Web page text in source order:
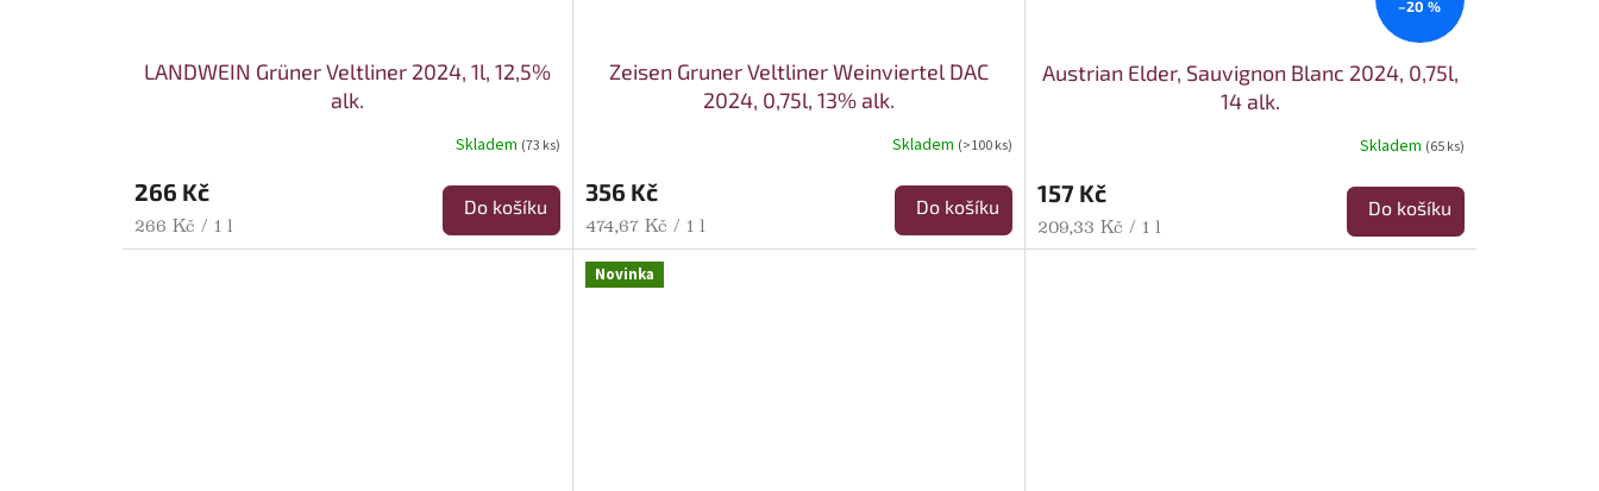
LANDWEIN Grüner Veltliner 2024, 1l, 12,5%
alk.
Skladem (73 ks)
266 Kč
Měrná cena:
266 Kč / 1 l
Do košíku
Zeisen Gruner Veltliner Weinviertel DAC
2024, 0,75l, 13% alk.
Skladem (>100 ks)
356 Kč
Měrná cena:
474,67 Kč / 1 l
Do košíku
–20 %
Austrian Elder, Sauvignon Blanc 2024, 0,75l,
14 alk.
Skladem (65 ks)
157 Kč
Měrná cena:
209,33 Kč / 1 l
Do košíku
Novinka